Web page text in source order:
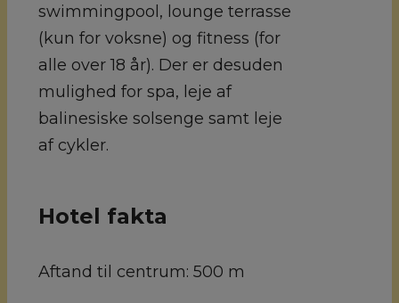
swimmingpool, lounge terrasse
(kun for voksne) og fitness (for
alle over 18 år). Der er desuden
mulighed for spa, leje af
balinesiske solsenge samt leje
af cykler.
Hotel fakta
Aftand til centrum: 500 m